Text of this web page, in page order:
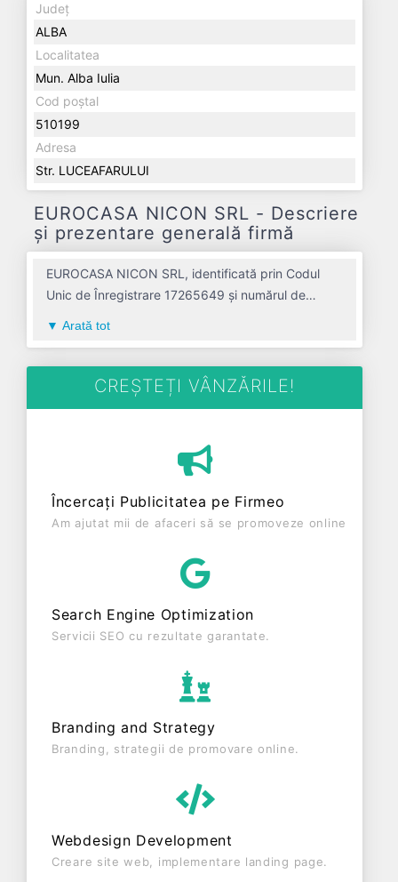
Județ
ALBA
Localitatea
Mun. Alba Iulia
Cod poștal
510199
Adresa
Str. LUCEAFARULUI
EUROCASA NICON SRL - Descriere
și prezentare generală firmă
EUROCASA NICON SRL, identificată prin Codul
Unic de Înregistrare 17265649 și numărul de
avand codul 4120. Cu sediul social poziționat în
zona de Centru a țării, în judetul ALBA, compania
profil. EUROCASA NICON SRL a fost fondată în
anul 2005, având o vechime de 21 ani. Conform
0 RON și o cifră de afaceri de 0 RON, gestionând
operațiunile cu un număr mediu de 0 de salariați
entitate activa din punct de vedere fiscal si are
de TVA.
Arată tot
CREȘTEȚI VÂNZĂRILE!
Încercați Publicitatea pe Firmeo
Am ajutat mii de afaceri să se promoveze online
Search Engine Optimization
Servicii SEO cu rezultate garantate.
Branding and Strategy
Branding, strategii de promovare online.
Webdesign Development
Creare site web, implementare landing page.